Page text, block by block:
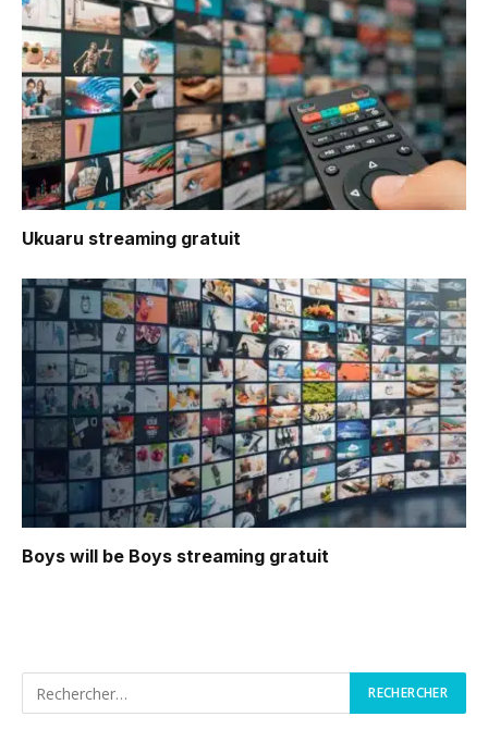
Ukuaru streaming gratuit
Boys will be Boys streaming gratuit